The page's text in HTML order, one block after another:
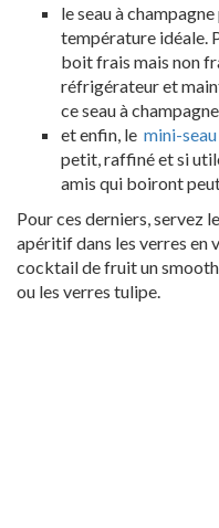
le seau à
température idéale.
boit frais mais non
réfrigérateur et
ce seau à champagne
et enfin, le mini-
petit, raffiné et si
amis qui boiront
Pour ces derniers, servez
apéritif dans les verres en
cocktail de fruit un
ou les verres tulipe.